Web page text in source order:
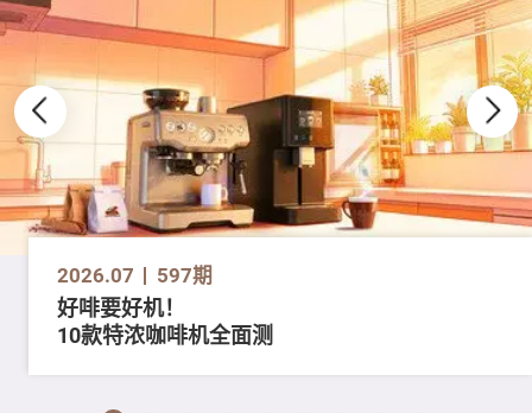
2026.07 597期
好啡要好机！
10款特浓咖啡机全面测